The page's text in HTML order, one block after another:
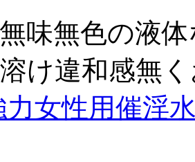
味無色の液
け違和感無
力女性用催淫